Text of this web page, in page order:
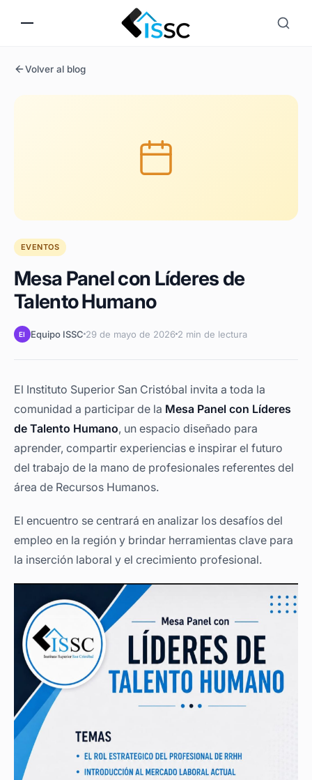
Volver al blog
EVENTOS
Mesa Panel con Líderes de
Talento Humano
EI Equipo ISSC 29 de mayo de 2026 2 min de lectura
El Instituto Superior San Cristóbal invita a toda la
comunidad a participar de la Mesa Panel con Líderes
de Talento Humano, un espacio diseñado para
aprender, compartir experiencias e inspirar el futuro
del trabajo de la mano de profesionales referentes del
área de Recursos Humanos.
El encuentro se centrará en analizar los desafíos del
empleo en la región y brindar herramientas clave para
la inserción laboral y el crecimiento profesional.